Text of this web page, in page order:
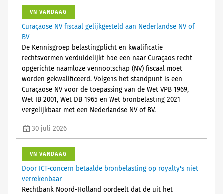
VN VANDAAG
Curaçaose NV fiscaal gelijkgesteld aan Nederlandse NV of
BV
De Kennisgroep belastingplicht en kwalificatie
rechtsvormen verduidelijkt hoe een naar Curaçaos recht
opgerichte naamloze vennootschap (NV) fiscaal moet
worden gekwalificeerd. Volgens het standpunt is een
Curaçaose NV voor de toepassing van de Wet VPB 1969,
Wet IB 2001, Wet DB 1965 en Wet bronbelasting 2021
vergelijkbaar met een Nederlandse NV of BV.
30 juli 2026
VN VANDAAG
Door ICT-concern betaalde bronbelasting op royalty's niet
verrekenbaar
Rechtbank Noord-Holland oordeelt dat de uit het